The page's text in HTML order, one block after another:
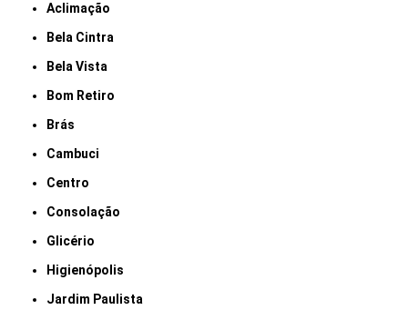
Aclimação
Bela Cintra
Bela Vista
Bom Retiro
Brás
Cambuci
Centro
Consolação
Glicério
Higienópolis
Jardim Paulista